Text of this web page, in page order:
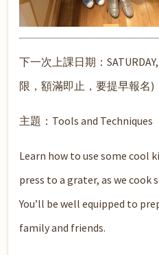
下一次上課日期：
限，額滿即止，要提早報名)
主題：Tools and Techniques
Learn how to use some cool
press to a grater, as we cook
You’ll be well equipped to
family and friends.